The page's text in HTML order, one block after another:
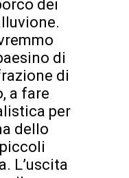
dei
di
di
a fare
per
dello
L’uscita